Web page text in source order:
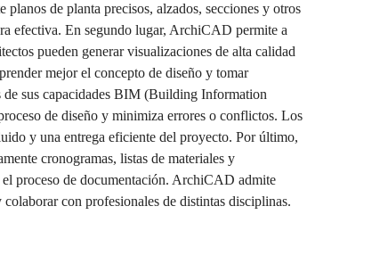
de planta precisos, alzados, secciones y otros
efectiva. En segundo lugar, ArchiCAD permite a
pueden generar visualizaciones de alta calidad
mejor el concepto de diseño y tomar
sus capacidades BIM (Building Information
de diseño y minimiza errores o conflictos. Los
y una entrega eficiente del proyecto. Por último,
cronogramas, listas de materiales y
el proceso de documentación. ArchiCAD admite
con profesionales de distintas disciplinas.